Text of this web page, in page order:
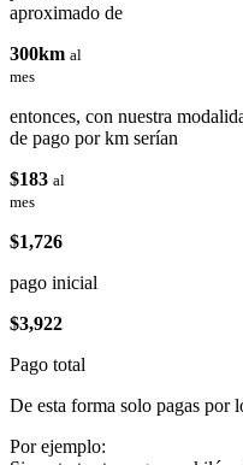
aproximado de
300km al
mes
entonces, con nuestra
de pago por km serían
$183 al
mes
$1,726
pago inicial
$3,922
Pago total
De esta forma solo pagas por
Por ejemplo: